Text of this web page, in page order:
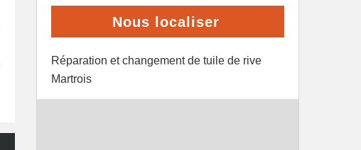
Nous localiser
Réparation et changement de tuile de rive
Martrois